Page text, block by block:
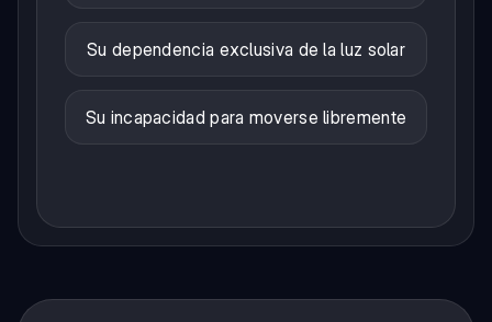
Su dependencia exclusiva de la luz solar
Su incapacidad para moverse libremente